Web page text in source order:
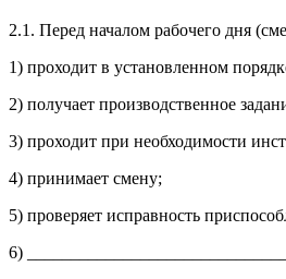
2.1. Перед началом рабочего дня
1) проходит в установленном
2) получает производственное
3) проходит при необходимости
4) принимает смену;
5) проверяет исправность
6)